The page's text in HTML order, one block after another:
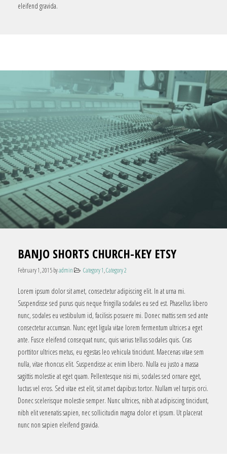
eleifend gravida.
BANJO SHORTS CHURCH-KEY ETSY
February 1, 2015byadmin Category 1,Category 2
Lorem ipsum dolor sit amet, consectetur adipiscing elit. In at urna mi.
Suspendisse sed purus quis neque fringilla sodales eu sed est. Phasellus libero
nunc, sodales eu vestibulum id, facilisis posuere mi. Donec mattis sem sed ante
consectetur accumsan. Nunc eget ligula vitae lorem fermentum ultrices a eget
ante. Fusce eleifend consequat nunc, quis varius tellus sodales quis. Cras
porttitor ultrices metus, eu egestas leo vehicula tincidunt. Maecenas vitae sem
nulla, vitae rhoncus elit. Suspendisse ac enim libero. Nulla eu justo a massa
sagittis molestie at eget quam. Pellentesque nisi mi, sodales sed ornare eget,
luctus vel eros. Sed vitae est elit, sit amet dapibus tortor. Nullam vel turpis orci.
Donec scelerisque molestie semper. Nunc ultrices, nibh at adipiscing tincidunt,
nibh elit venenatis sapien, nec sollicitudin magna dolor et ipsum. Ut placerat
nunc non sapien eleifend gravida.